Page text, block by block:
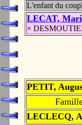
L'enfant du
LECAT,
×
PETIT,
LECLECQ,